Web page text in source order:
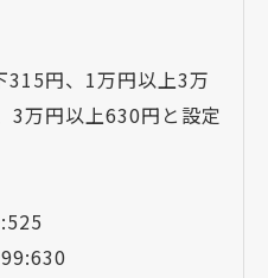
315円、1万円以上3万
3万円以上630円と設定